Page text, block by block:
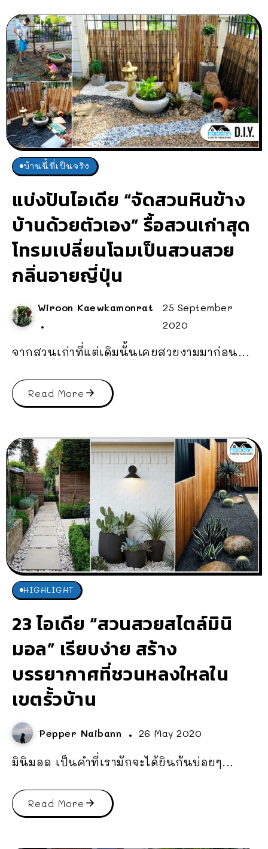
บ้านนี้ที่เป็นจริง
แบ่งปันไอเดีย “จัดสวนหินข้าง
บ้านด้วยตัวเอง” รื้อสวนเก่าสุด
โทรมเปลี่ยนโฉมเป็นสวนสวย
กลิ่นอายญี่ปุ่น
Wiroon Kaewkamonrat
25 September
2020
จากสวนเก่าที่แต่เดิมนั้นเคยสวยงามมาก่อน...
Read More
HIGHLIGHT
23 ไอเดีย “สวนสวยสไตล์มินิ
มอล” เรียบง่าย สร้าง
บรรยากาศที่ชวนหลงใหลใน
เขตรั้วบ้าน
Pepper Naibann 26 May 2020
มินิมอล เป็นคำที่เรามักจะได้ยินกันบ่อยๆ...
Read More